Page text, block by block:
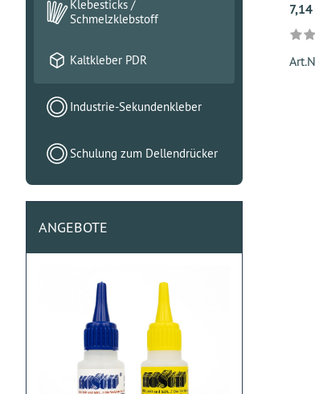
7,14
Klebesticks /
Schmelzklebstoff
Kaltkleber PDR
Industrie-Sekundenkleber
Schulung zum Dellendrücker
ANGEBOTE